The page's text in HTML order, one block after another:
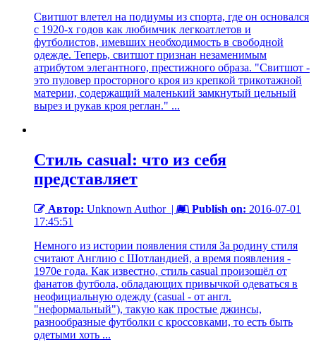
Свитшот влетел на подиумы из спорта, где он основался
с 1920-х годов как любимчик легкоатлетов и
футболистов, имевших необходимость в свободной
одежде. Теперь, свитшот признан незаменимым
атрибутом элегантного, престижного образа. "Свитшот -
это пуловер просторного кроя из крепкой трикотажной
материи, содержащий маленький замкнутый цельный
вырез и рукав кроя реглан." ...
Стиль casual: что из себя
представляет
Автор: Unknown Author| Publish on: 2016-07-01
17:45:51
Немного из истории появления стиля За родину стиля
считают Англию с Шотландией, а время появления -
1970е года. Как известно, стиль casual произошёл от
фанатов футбола, обладающих привычкой одеваться в
неофициальную одежду (casual - от англ.
"неформальный"), такую как простые джинсы,
разнообразные футболки с кроссовками, то есть быть
одетыми хоть ...